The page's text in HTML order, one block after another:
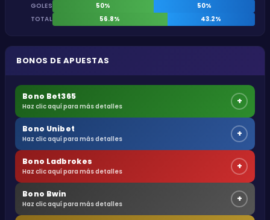
GOLES
50%
50%
TOTAL
56.8% 43.2%
BONOS DE APUESTAS
Bono Bet365
Haz clic aquí para más detalles +
Bono Unibet
Haz clic aquí para más detalles +
Bono Ladbrokes
Haz clic aquí para más detalles +
Bono Bwin
Haz clic aquí para más detalles +